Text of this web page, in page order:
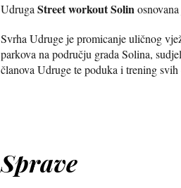
UdrugaStreet workout Solin
Svrha Udruge je promicanje uličnog
parkova na području grada Solina,
članova Udruge te poduka i trening
Sprave